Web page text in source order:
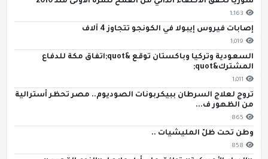
1,163
إصابات فيروس إيبولا في الكونجو تتجاوز 4 آلاف
1,019
السعودية وتركيا وباكستان توقع &quot;اتفاق مكة للدفاع
المشترك&quot;
1,011
تروج لعلاج السرطان ببيكربونات الصوديوم.. مصر تحظر أسترالية
من الظهور ف...
865
وطن تحت ظلّ المليشيات ..
858